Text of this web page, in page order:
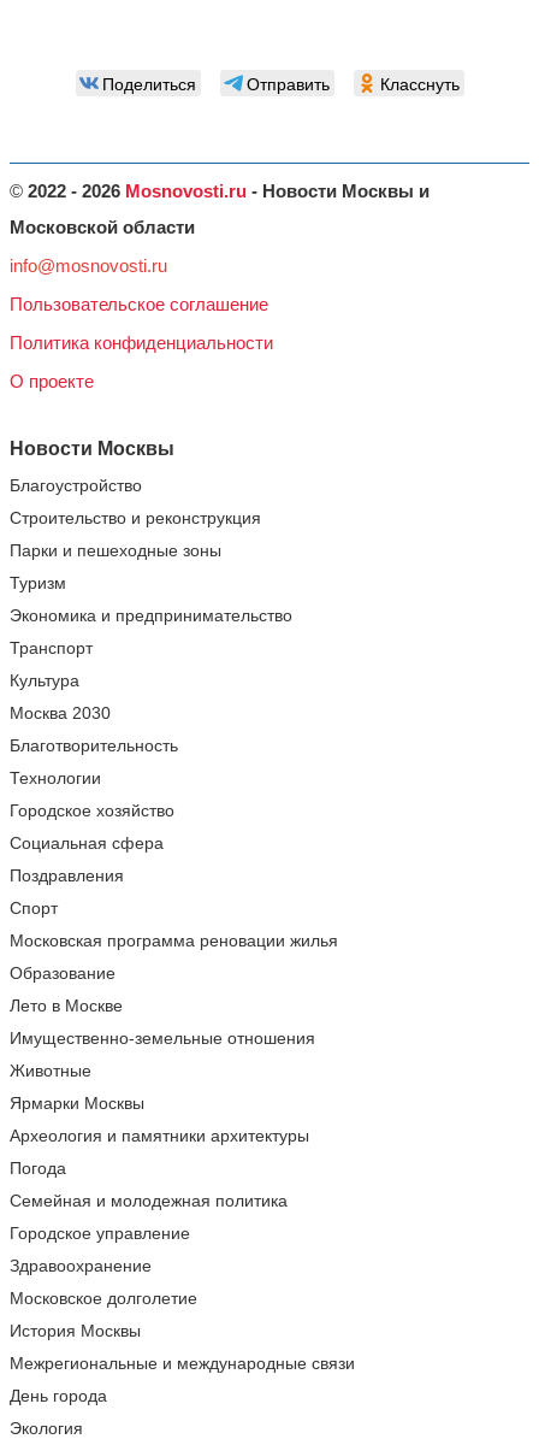
Поделиться Отправить Класснуть
© 2022 - 2026 Mosnovosti.ru - Новости Москвы и
Московской области
info@mosnovosti.ru
Пользовательское соглашение
Политика конфиденциальности
О проекте
Новости Москвы
Благоустройство
Строительство и реконструкция
Парки и пешеходные зоны
Туризм
Экономика и предпринимательство
Транспорт
Культура
Москва 2030
Благотворительность
Технологии
Городское хозяйство
Социальная сфера
Поздравления
Спорт
Московская программа реновации жилья
Образование
Лето в Москве
Имущественно-земельные отношения
Животные
Ярмарки Москвы
Археология и памятники архитектуры
Погода
Семейная и молодежная политика
Городское управление
Здравоохранение
Московское долголетие
История Москвы
Межрегиональные и международные связи
День города
Экология